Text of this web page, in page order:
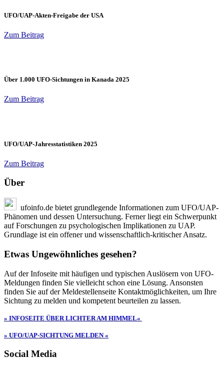
UFO/UAP-Akten-Freigabe der USA
Zum Beitrag
Über 1.000 UFO-Sichtungen in Kanada 2025
Zum Beitrag
UFO/UAP-Jahresstatistiken 2025
Zum Beitrag
Über
ufoinfo.de bietet grundlegende Informationen zum UFO/UAP-
Phänomen und dessen Untersuchung. Ferner liegt ein Schwerpunkt
auf Forschungen zu psychologischen Implikationen zu UAP.
Grundlage ist ein offener und wissenschaftlich-kritischer Ansatz.
Etwas Ungewöhnliches gesehen?
Auf der Infoseite mit häufigen und typischen Auslösern von UFO-
Meldungen finden Sie vielleicht schon eine Lösung. Ansonsten
finden Sie auf der Meldestellenseite Kontaktmöglichkeiten, um Ihre
Sichtung zu melden und kompetent beurteilen zu lassen.
» INFOSEITE ÜBER LICHTER AM HIMMEL«
» UFO/UAP-SICHTUNG MELDEN «
Social Media